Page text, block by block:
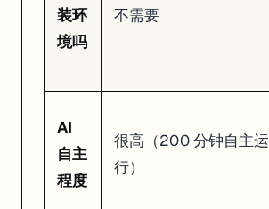
装环
境吗
不需要
AI
自主
程度
很高（200 分钟自主运
行）